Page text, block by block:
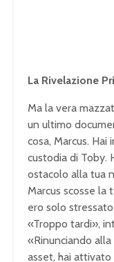
La Rivelazione
Ma la vera
un ultimo
cosa, Marcus.
custodia di Toby.
ostacolo alla tua
Marcus scosse la
ero solo
«Troppo tardi»,
«Rinunciando
asset, hai